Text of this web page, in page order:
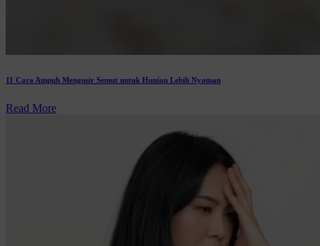
11 Cara Ampuh Mengusir Semut untuk Hunian Lebih Nyaman
Read More